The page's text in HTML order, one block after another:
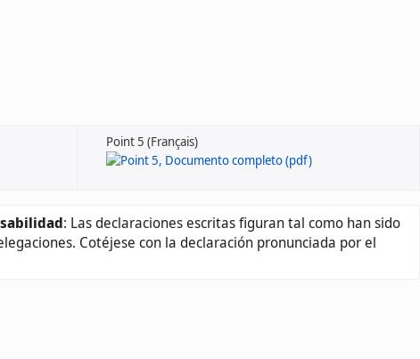
Point 5 (Français)
: Las declaraciones escritas figuran tal como han sido
Cotéjese con la declaración pronunciada por el